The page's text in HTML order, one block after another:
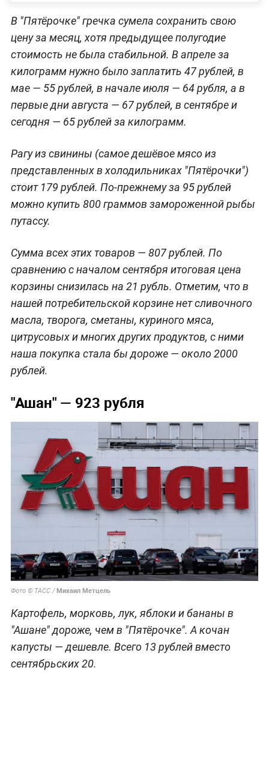
В "Пятёрочке" гречка сумела сохранить свою
цену за месяц, хотя предыдущее полугодие
стоимость не была стабильной. В апреле за
килограмм нужно было заплатить 47 рублей, в
мае — 55 рублей, в начале июля — 64 рубля, а в
первые дни августа — 67 рублей, в сентябре и
сегодня — 65 рублей за килограмм.
Рагу из свинины (самое дешёвое мясо из
представленных в холодильниках "Пятёрочки")
стоит 179 рублей. По-прежнему за 95 рублей
можно купить 800 граммов замороженной рыбы
путассу.
Сумма всех этих товаров — 807 рублей. По
сравнению с началом сентября итоговая цена
корзины снизилась на 21 рубль. Отметим, что в
нашей потребительской корзине нет сливочного
масла, творога, сметаны, куриного мяса,
цитрусовых и многих других продуктов, с ними
наша покупка стала бы дороже — около 2000
рублей.
"Ашан" — 923 рубля
Фото © ТАСС /Михаил Метцель
Картофель, морковь, лук, яблоки и бананы в
"Ашане" дороже, чем в "Пятёрочке". А кочан
капусты — дешевле. Всего 13 рублей вместо
сентябрьских 20.